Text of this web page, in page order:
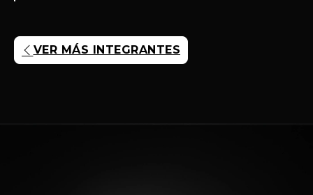
VER MÁS INTEGRANTES